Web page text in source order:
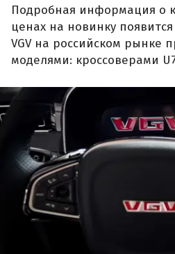
Подробная информация о
ценах на новинку
VGV на российском рынке
моделями: кроссоверами